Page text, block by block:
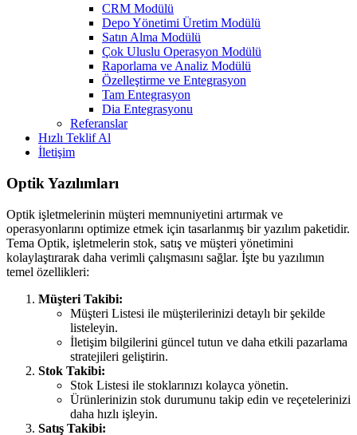
CRM Modülü
Depo Yönetimi Üretim Modülü
Satın Alma Modülü
Çok Uluslu Operasyon Modülü
Raporlama ve Analiz Modülü
Özelleştirme ve Entegrasyon
Tam Entegrasyon
Dia Entegrasyonu
Referanslar
Hızlı Teklif Al
İletişim
Optik Yazılımları
Optik işletmelerinin müşteri memnuniyetini artırmak ve
operasyonlarını optimize etmek için tasarlanmış bir yazılım paketidir.
Tema Optik, işletmelerin stok, satış ve müşteri yönetimini
kolaylaştırarak daha verimli çalışmasını sağlar. İşte bu yazılımın
temel özellikleri:
Müşteri Takibi:
Müşteri Listesi ile müşterilerinizi detaylı bir şekilde
listeleyin.
İletişim bilgilerini güncel tutun ve daha etkili pazarlama
stratejileri geliştirin.
Stok Takibi:
Stok Listesi ile stoklarınızı kolayca yönetin.
Ürünlerinizin stok durumunu takip edin ve reçetelerinizi
daha hızlı işleyin.
Satış Takibi: